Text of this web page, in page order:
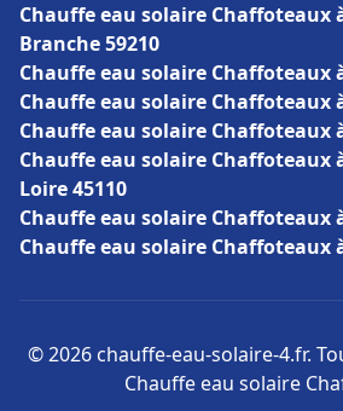
Chauffe eau solaire Chaffoteaux
Branche 59210
Chauffe eau solaire Chaffoteaux
Chauffe eau solaire Chaffoteaux
Chauffe eau solaire Chaffoteaux
Chauffe eau solaire Chaffoteaux
Loire 45110
Chauffe eau solaire Chaffoteaux
Chauffe eau solaire Chaffoteaux
© 2026 chauffe-eau-solaire-4.fr.
Chauffe eau solaire